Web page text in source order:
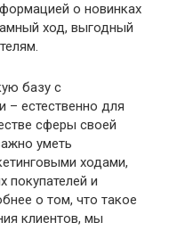
о новинках
ход, выгодный
базу с
– естественно для
сферы своей
уметь
ходами,
покупателей и
о том, что такое
клиентов, мы